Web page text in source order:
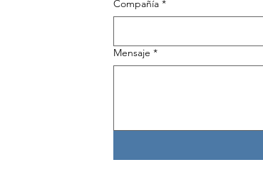
Compañía *
Mensaje *